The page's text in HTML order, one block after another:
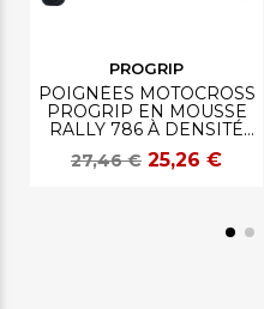
PROGRIP
POIGNÉES MOTOCROSS
PROGRIP EN MOUSSE
RALLY 786 À DENSITÉ
SIMPLE
27,46 € 25,26 €